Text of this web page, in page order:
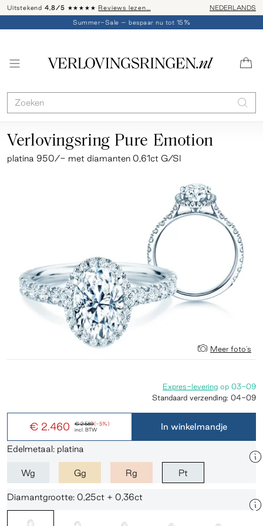
Uitstekend 4,8/5 ★★★★★ Reviews lezen… Advies: 020 -
NEDERLANDS
Summer-Sale – bespaar nu tot 15%
Verlovingsring Pure Emotion
platina 950/- met diamanten 0,61ct G/SI
Meer foto's
€ 2.589(-5%)
€ 2.460 incl. BTW
Expres-levering op 03-09
Standaard verzending: 04-09
In winkelmandje
Edelmetaal: platina
Wg Gg Rg Pt
Diamantgrootte: 0,25ct + 0,36ct